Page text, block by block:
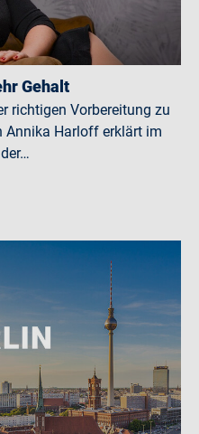
Gehalt
richtigen Vorbereitung zu
Annika Harloff erklärt im